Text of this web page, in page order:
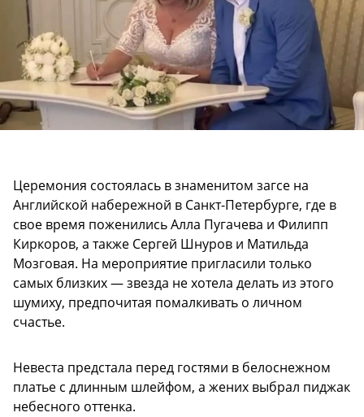
Церемония состоялась в знаменитом загсе на
Английской набережной в Санкт-Петербурге, где в
свое время поженились Алла Пугачева и Филипп
Киркоров, а также Сергей Шнуров и Матильда
Мозговая. На мероприятие пригласили только
самых близких — звезда не хотела делать из этого
шумиху, предпочитая помалкивать о личном
счастье.
Невеста предстала перед гостями в белоснежном
платье с длинным шлейфом, а жених выбрал пиджак
небесного оттенка.